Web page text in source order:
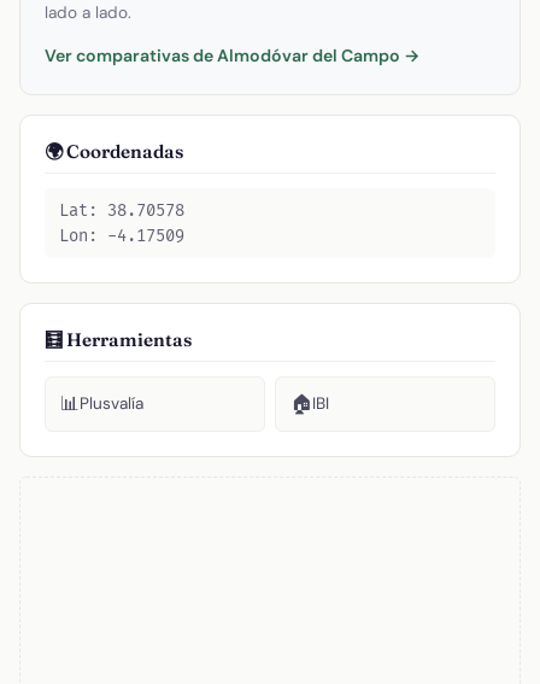
lado a lado.
Ver comparativas de Almodóvar del Campo →
🌍 Coordenadas
Lat: 38.70578
Lon: -4.17509
🧮 Herramientas
📊Plusvalía 🏠IBI